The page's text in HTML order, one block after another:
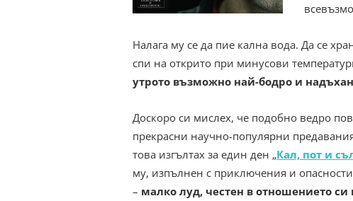
Налага му се да пие кална вода. Да се
спи на открито при минусови
утрото възможно най-бодро и
Доскоро си мислех, че подобно ведро
прекрасни научно-популярни
това изгълтах за един ден „Кал, пот и
му, изпълнен с приключения и
– малко луд, честен в отношението